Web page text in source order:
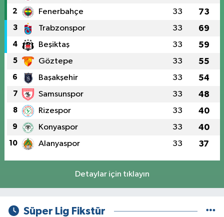
2 Fenerbahçe 33 73
3 Trabzonspor 33 69
4 Beşiktaş 33 59
5 Göztepe 33 55
6 Başakşehir 33 54
7 Samsunspor 33 48
8 Rizespor 33 40
9 Konyaspor 33 40
10 Alanyaspor 33 37
Detaylar için tıklayın
Süper Lig Fikstür